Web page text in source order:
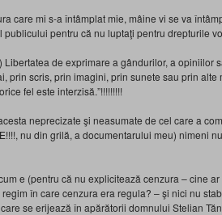
care mi s-a întâmplat mie, mâine vi se va
pentru că nu luptaţi pentru drepturile
Libertatea de exprimare a gândurilor, a opiniilor
prin scris, prin imagini, prin sunete sau prin
fel este interzisă.”!!!!!!!!!
neprecizate şi neasumate de cel care a
nu din grilă, a documentarului meu) nimeni
e (pentru că nu explicitează cenzura – cine
în care cenzura era regula? – şi nici nu
se erijează în apărătorii domnului Stelian